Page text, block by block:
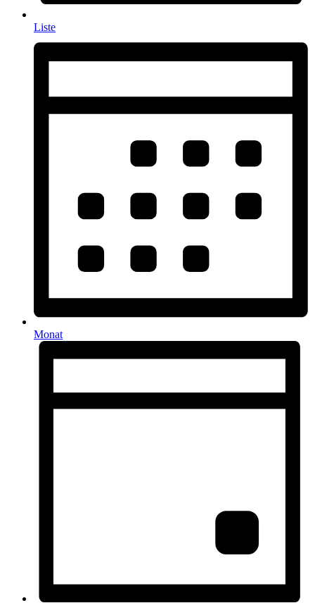
Liste
Monat